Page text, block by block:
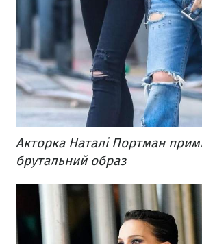
Акторка Наталі Портман
брутальний образ